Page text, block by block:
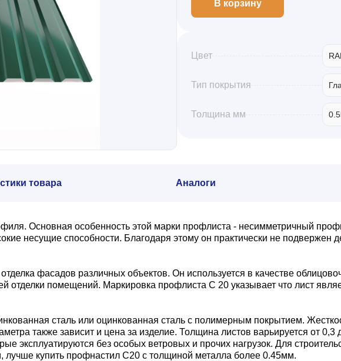
В корзину
Цвет
Тип покрытия
Толщина мм
товара Аналоги
Основная особенность этой марки профлиста - несимметричный
несущие способности. Благодаря этому он практически не подвержен
фасадов различных объектов. Он используется в качестве
отделки помещений. Маркировка профлиста С 20 указывает что лист
сталь или оцинкованная сталь с полимерным покрытием.
также зависит и цена за изделие. Толщина листов варьируется от
эксплуатируются без особых ветровых и прочих нагрузок. Для
купить профнастил С20 с толщиной металла более 0.45мм.